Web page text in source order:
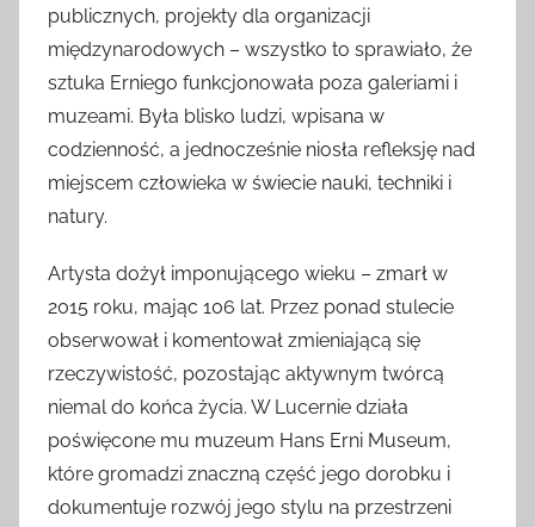
publicznych, projekty dla organizacji
międzynarodowych – wszystko to sprawiało, że
sztuka Erniego funkcjonowała poza galeriami i
muzeami. Była blisko ludzi, wpisana w
codzienność, a jednocześnie niosła refleksję nad
miejscem człowieka w świecie nauki, techniki i
natury.
Artysta dożył imponującego wieku – zmarł w
2015 roku, mając 106 lat. Przez ponad stulecie
obserwował i komentował zmieniającą się
rzeczywistość, pozostając aktywnym twórcą
niemal do końca życia. W Lucernie działa
poświęcone mu muzeum Hans Erni Museum,
które gromadzi znaczną część jego dorobku i
dokumentuje rozwój jego stylu na przestrzeni